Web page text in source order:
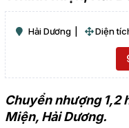
Hải Dương Diện
Chuyển nhượng 1,2
Miện, Hải Dương.